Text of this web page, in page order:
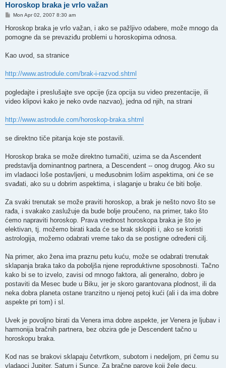
Horoskop braka je vrlo važan
P
s
Mon Apr 02, 2007 8:30 am
Horoskop braka je vrlo važan, i ako se pažljivo odabere, može mnogo da
pomogne da se prevaziđu problemi u horoskopima odnosa.
Kao uvod, sa stranice
http://www.astrodule.com/brak-i-razvod.shtml
pogledajte i preslušajte sve opcije (iza opcija su video prezentacije, ili
video klipovi kako je neko ovde nazvao), jedna od njih, na strani
http://www.astrodule.com/horoskop-braka.shtml
se direktno tiče pitanja koje ste postavili.
Horoskop braka se može direktno tumačiti, uzima se da Ascendent
predstavlja dominantnog partnera, a Descendent -- onog drugog. Ako su
im vladaoci loše postavljeni, u međusobnim lošim aspektima, oni će se
svađati, ako su u dobrim aspektima, i slaganje u braku će biti bolje.
Za svaki trenutak se može praviti horoskop, a brak je nešto novo što se
rađa, i svakako zaslužuje da bude bolje proučeno, na primer, tako što
ćemo napraviti horoskop. Prava vrednost horoskopa braka je što je
elektivan, tj. možemo birati kada će se brak sklopiti i, ako se koristi
astrologija, možemo odabrati vreme tako da se postigne određeni cilj.
Na primer, ako žena ima praznu petu kuću, može se odabrati trenutak
sklapanja braka tako da poboljša njene reproduktivne sposobnosti. Tačno
kako bi se to izvelo, zavisi od mnogo faktora, ali generalno, dobro je
postaviti da Mesec bude u Biku, jer je skoro garantovana plodnost, ili da
neka dobra planeta ostane tranzitno u njenoj petoj kući (ali i da ima dobre
aspekte pri tom) i sl.
Uvek je povoljno birati da Venera ima dobre aspekte, jer Venera je ljubav i
harmonija bračnih partnera, bez obzira gde je Descendent tačno u
horoskopu braka.
Kod nas se brakovi sklapaju četvrtkom, subotom i nedeljom, pri čemu su
vladaoci Jupiter, Saturn i Sunce. Za bračne parove koji žele decu,